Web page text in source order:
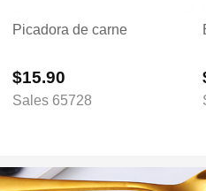
Picadora de carne
$15.90
Sales 65728